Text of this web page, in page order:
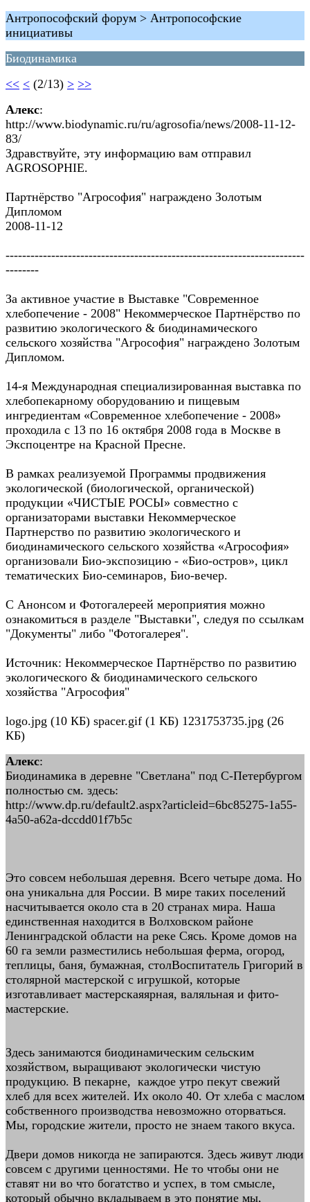
Антропософский форум > Антропософские
инициативы
Биодинамика
<< < (2/13) > >>
Алекс:
http://www.biodynamic.ru/ru/agrosofia/news/2008-11-12-
83/
Здравствуйте, эту информацию вам отправил
AGROSOPHIE.
Партнёрство "Агрософия" награждено Золотым
Дипломом
2008-11-12
------------------------------------------------------------------------
--------
За активное участие в Выставке "Современное
хлебопечение - 2008" Некоммерческое Партнёрство по
развитию экологического & биодинамического
сельского хозяйства "Агрософия" награждено Золотым
Дипломом.
14-я Международная специализированная выставка по
хлебопекарному оборудованию и пищевым
ингредиентам «Современное хлебопечение - 2008»
проходила с 13 по 16 октября 2008 года в Москве в
Экспоцентре на Красной Пресне.
В рамках реализуемой Программы продвижения
экологической (биологической, органической)
продукции «ЧИСТЫЕ РОСЫ» совместно с
организаторами выставки Некоммерческое
Партнерство по развитию экологического и
биодинамического сельского хозяйства «Агрософия»
организовали Био-экспозицию - «Био-остров», цикл
тематических Био-семинаров, Био-вечер.
С Анонсом и Фотогалереей мероприятия можно
ознакомиться в разделе "Выставки", следуя по ссылкам
"Документы" либо "Фотогалерея".
Источник: Некоммерческое Партнёрство по развитию
экологического & биодинамического сельского
хозяйства "Агрософия"
logo.jpg (10 КБ) spacer.gif (1 КБ) 1231753735.jpg (26
КБ)
Алекс:
Биодинамика в деревне "Светлана" под С-Петербургом
полностью см. здесь:
http://www.dp.ru/default2.aspx?articleid=6bc85275-1a55-
4a50-a62a-dccdd01f7b5c
Это совсем небольшая деревня. Всего четыре дома. Но
она уникальна для России. В мире таких поселений
насчитывается около ста в 20 странах мира. Наша
единственная находится в Волховском районе
Ленинградской области на реке Сясь. Кроме домов на
60 га земли разместились небольшая ферма, огород,
теплицы, баня, бумажная, столВоспитатель Григорий в
столярной мастерской с игрушкой, которые
изготавливает мастерскаяярная, валяльная и фито-
мастерские.
Здесь занимаются биодинамическим сельским
хозяйством, выращивают экологически чистую
продукцию. В пекарне, каждое утро пекут свежий
хлеб для всех жителей. Их около 40. От хлеба с маслом
собственного производства невозможно оторваться.
Мы, городские жители, просто не знаем такого вкуса.
Двери домов никогда не запираются. Здесь живут люди
совсем с другими ценностями. Не то чтобы они не
ставят ни во что богатство и успех, в том смысле,
который обычно вкладываем в это понятие мы,